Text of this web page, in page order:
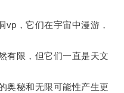
，它们在宇宙中漫游，
限，但它们一直是天文
秘和无限可能性产生更